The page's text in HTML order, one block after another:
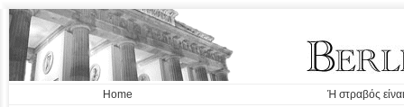
Home
Ή στραβός